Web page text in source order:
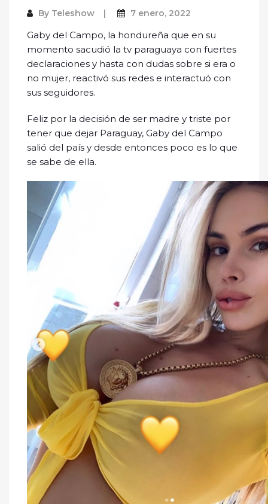
By Teleshow 7 enero, 2022
Gaby del Campo, la hondureña que en su
momento sacudió la tv paraguaya con fuertes
declaraciones y hasta con dudas sobre si era o
no mujer, reactivó sus redes e interactuó con
sus seguidores.
Feliz por la decisión de ser madre y triste por
tener que dejar Paraguay, Gaby del Campo
salió del país y desde entonces poco es lo que
se sabe de ella.